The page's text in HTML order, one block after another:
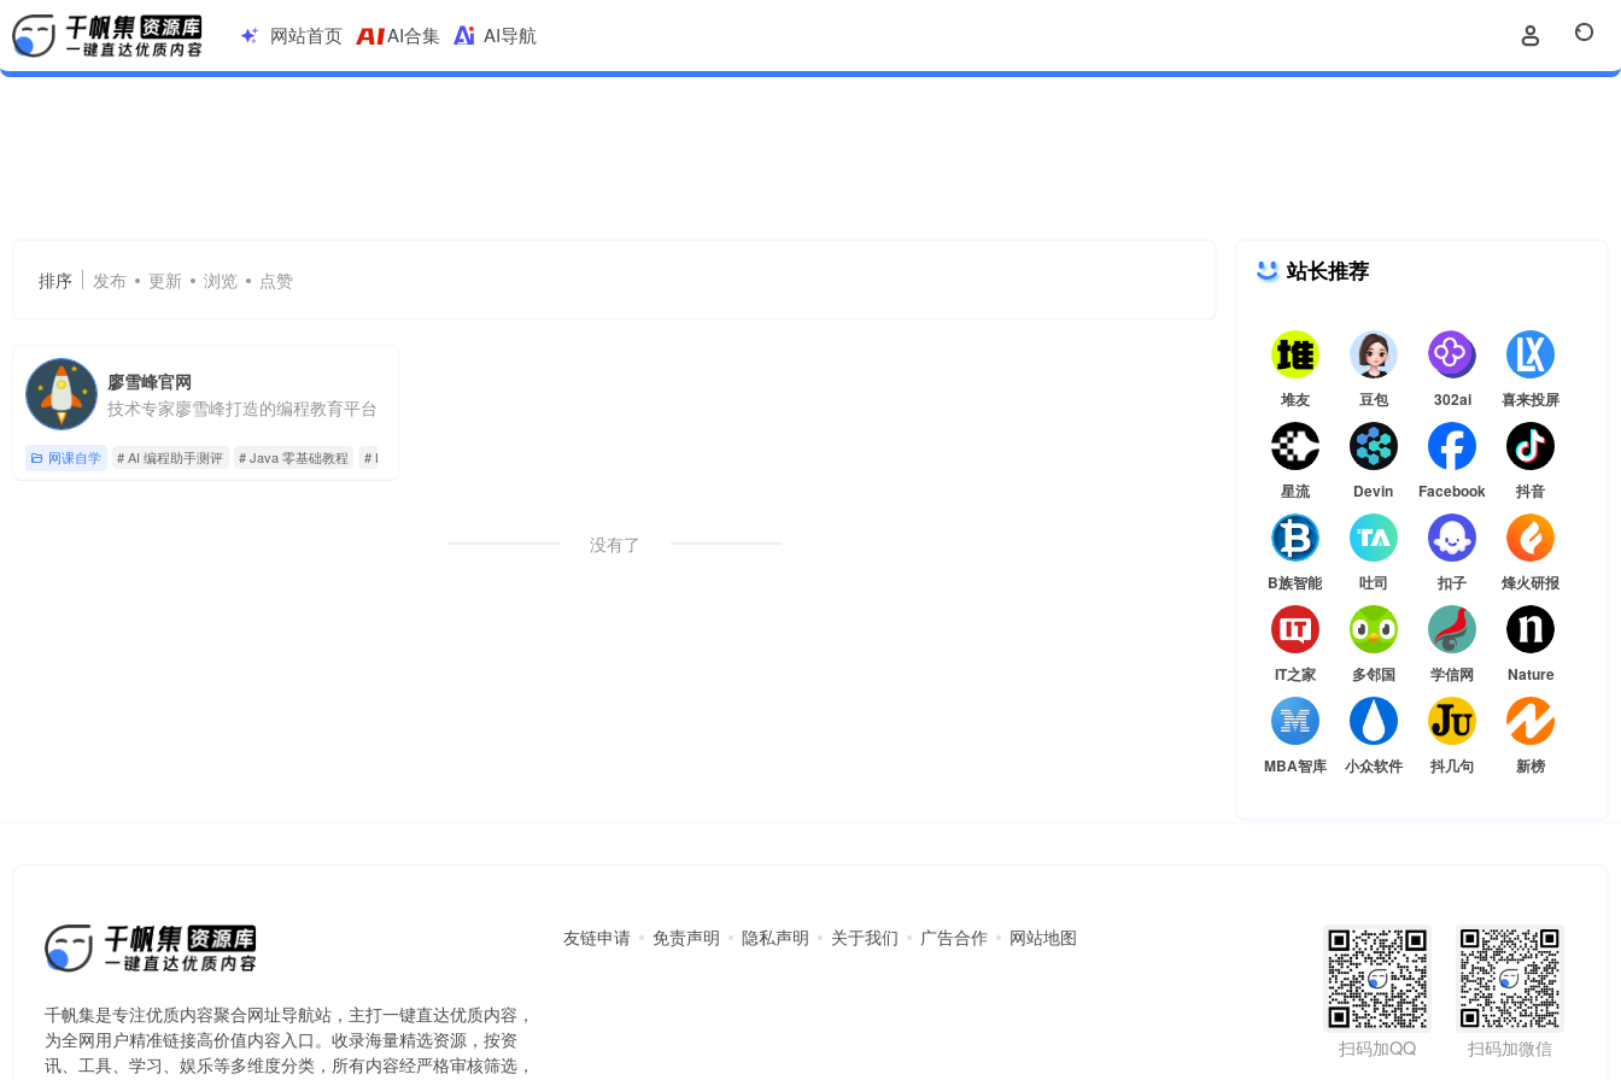
网站首页 AI合集 AI导航
排序 发布 更新 浏览 点赞
廖雪峰官网
技术专家廖雪峰打造的编程教育平台
网课自学 # AI 编程助手测评 # Java 零基础教程 # LLaMa3 部署
没有了
站长推荐
堆友 豆包 302ai 喜来投屏
星流 Devin Facebook 抖音
B族智能 吐司 扣子 烽火研报
IT之家 多邻国 学信网 Nature
MBA智库 小众软件 抖几句 新榜
千帆集是专注优质内容聚合网址导航站，主打一键直达优质内容，
为全网用户精准链接高价值内容入口。​收录海量精选资源，按资
讯、工具、学习、娱乐等多维度分类，所有内容经严格审核筛选，
友链申请 免责声明 隐私声明 关于我们 广告合作 网站地图
扫码加QQ 扫码加微信